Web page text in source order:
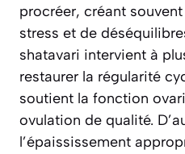
procréer, créant
stress et de
shatavari intervient à
restaurer la régularité
soutient la fonction
ovulation de qualité.
l’épaississement